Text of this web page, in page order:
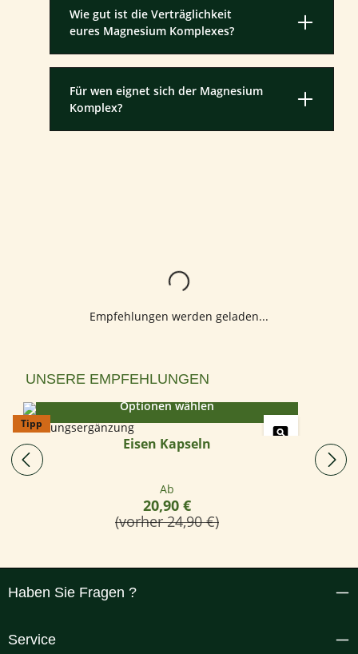
Wie gut ist die Verträglichkeit
eures Magnesium Komplexes?
Für wen eignet sich der Magnesium
Komplex?
Lädt...
Empfehlungen werden geladen...
Produktgalerie überspringen
UNSERE EMPFEHLUNGEN
Tipp
Optionen wählen
Eisen Kapseln
Regulärer Preis:
Ab
20,90 €
(vorher 24,90 €)
Haben Sie Fragen ?
Service